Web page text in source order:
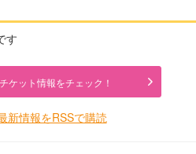
す
ケット情報をチェック！
新情報をRSSで購読